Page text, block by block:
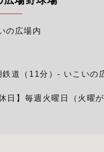
の広場内
道（11分）- いこいの
】毎週火曜日（火曜